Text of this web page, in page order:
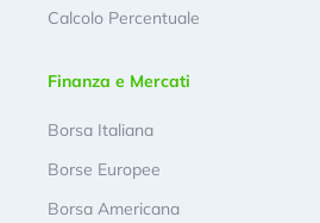
Calcolo Percentuale
Finanza e Mercati
Borsa Italiana
Borse Europee
Borsa Americana